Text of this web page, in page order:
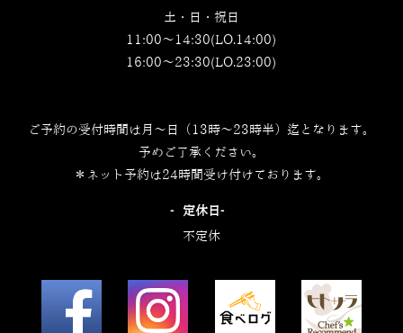
土・日・祝日
11:00～14:30(LO.14:00)
16:00～23:30(LO.23:00)
ご予約の受付時間は月～日（13時～23時半）迄となります。
予めご了承ください。
＊ネット予約は24時間受け付けております。
‐定休日‐
不定休